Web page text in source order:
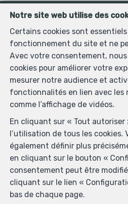
*Champs obligatoires
J'accepte de recevoir des
l’agence.
J'accepte de recevoir des
accepter que mes données
formulaire soient utilisées pour
dessus par King's Properties ; et
charte de protection de la vie
tout moment retirer mon
introduisant une demande écrite
philippe@kingsproperties.be.
Notre site web utilise des
Certains cookies sont
fonctionnement du site et ne
Avec votre consentement,
cookies pour améliorer votre
mesurer notre audience et
fonctionnalités en lien avec les
comme l’affichage de vidéos.
En cliquant sur « Tout autoriser
l’utilisation de tous les cookies.
également définir plus
en cliquant sur le bouton «
consentement peut être
cliquant sur le lien «
bas de chaque page.